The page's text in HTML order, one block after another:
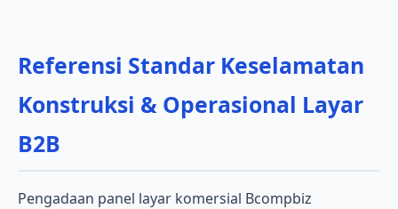
Referensi Standar Keselamatan
Konstruksi & Operasional Layar
B2B
Pengadaan panel layar komersial Bcompbiz